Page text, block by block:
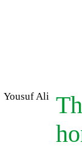
Yousuf Ali